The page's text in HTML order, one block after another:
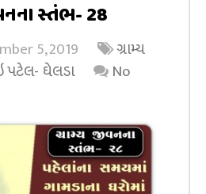
સ્તંભ- 28
5, 2019
ગ્રામ્ય
પટેલ- ઘેલડા
No